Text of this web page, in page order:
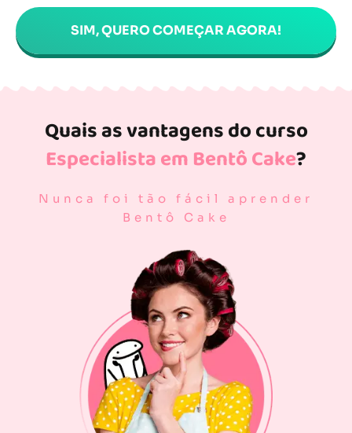
SIM, QUERO COMEÇAR AGORA!
Quais as vantagens do curso
Especialista em Bentô Cake?
Nunca foi tão fácil aprender
Bentô Cake